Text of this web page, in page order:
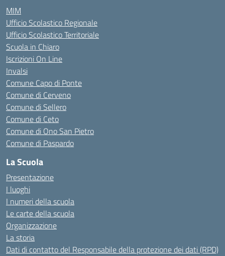
MIM
Ufficio Scolastico Regionale
Ufficio Scolastico Territoriale
Scuola in Chiaro
Iscrizioni On Line
Invalsi
Comune Capo di Ponte
Comune di Cerveno
Comune di Sellero
Comune di Ceto
Comune di Ono San Pietro
Comune di Paspardo
La Scuola
Presentazione
I luoghi
I numeri della scuola
Le carte della scuola
Organizzazione
La storia
Dati di contatto del Responsabile della protezione dei dati (RPD)